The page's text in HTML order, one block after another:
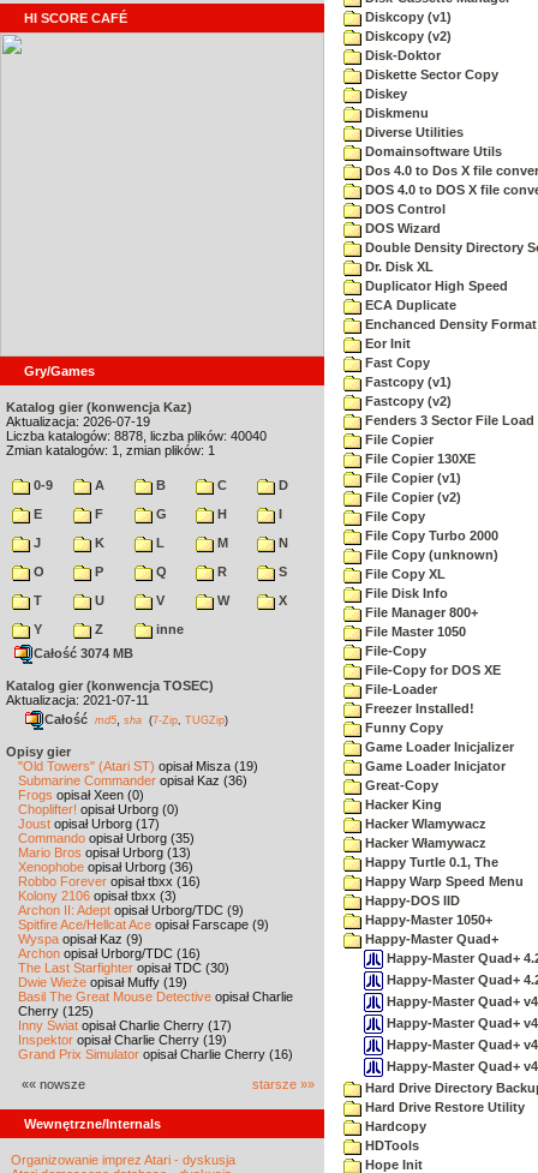
HI SCORE CAFÉ
Gry/Games
Katalog gier (konwencja Kaz)
Aktualizacja: 2026-07-19
Liczba katalogów: 8878, liczba plików: 40040
Zmian katalogów: 1, zmian plików: 1
0-9 A B C
D
E
F G H
I
J
K L M
N
O
P Q R
S
T
U V W
X
Y
Z
inne
Całość 3074 MB
Katalog gier (konwencja TOSEC)
Aktualizacja: 2021-07-11
Całość md5 sha (7-Zip TUGZip)
Opisy gier
"Old Towers" (Atari ST) opisał Misza (19)
Submarine Commander opisał Kaz (36)
Frogs opisał Xeen (0)
Choplifter! opisał Urborg (0)
Joust opisał Urborg (17)
Commando opisał Urborg (35)
Mario Bros opisał Urborg (13)
Xenophobe opisał Urborg (36)
Robbo Forever opisał tbxx (16)
Kolony 2106 opisał tbxx (3)
Archon II: Adept opisał Urborg/TDC (9)
Spitfire Ace/Hellcat Ace opisał Farscape (9)
Wyspa opisał Kaz (9)
Archon opisał Urborg/TDC (16)
The Last Starfighter opisał TDC (30)
Dwie Wieże opisał Muffy (19)
Basil The Great Mouse Detective opisał Charlie
Cherry (125)
Inny Świat opisał Charlie Cherry (17)
Inspektor opisał Charlie Cherry (19)
Grand Prix Simulator opisał Charlie Cherry (16)
«« nowsze starsze »»
Wewnętrzne/Internals
Organizowanie imprez Atari - dyskusja
Diskcopy (v1)
Diskcopy (v2)
Disk-Doktor
Diskette Sector Copy
Diskey
Diskmenu
Diverse Utilities
Domainsoftware Utils
Dos 4.0 to Dos X file
DOS 4.0 to DOS X file
DOS Control
DOS Wizard
Double Density Directory
Dr. Disk XL
Duplicator High Speed
ECA Duplicate
Enchanced Density Format
Eor Init
Fast Copy
Fastcopy (v1)
Fastcopy (v2)
Fenders 3 Sector File Load
File Copier
File Copier 130XE
File Copier (v1)
File Copier (v2)
File Copy
File Copy Turbo 2000
File Copy (unknown)
File Copy XL
File Disk Info
File Manager 800+
File Master 1050
File-Copy
File-Copy for DOS XE
File-Loader
Freezer Installed!
Funny Copy
Game Loader Inicjalizer
Game Loader Inicjator
Great-Copy
Hacker King
Hacker Wlamywacz
Hacker Włamywacz
Happy Turtle 0.1, The
Happy Warp Speed Menu
Happy-DOS IID
Happy-Master 1050+
Happy-Master Quad+
Happy-Master Quad+
Happy-Master Quad+
Happy-Master Quad+
Happy-Master Quad+
Happy-Master Quad+
Happy-Master Quad+
Hard Drive Directory
Hard Drive Restore Utility
Hardcopy
HDTools
Hope Init